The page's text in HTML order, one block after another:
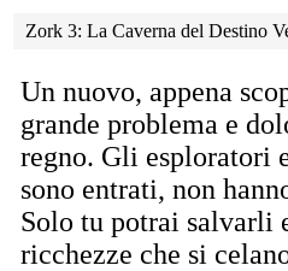
Zork 3: La Caverna del Destino
Un nuovo, appena
grande problema e
regno. Gli esploratori
sono entrati, non
Solo tu potrai salvarli
ricchezze che si